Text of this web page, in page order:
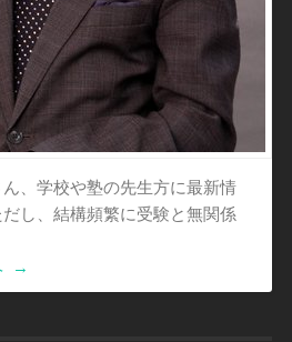
、学校や塾の先生方に最新情
し、結構頻繁に受験と無関係
→